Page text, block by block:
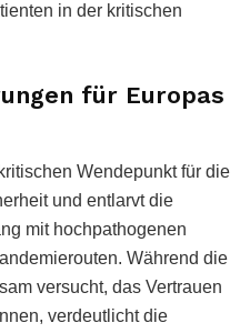
in der kritischen
für Europas
Wendepunkt für die
und entlarvt die
mit hochpathogenen
Während die
versucht, das Vertrauen
verdeutlicht die